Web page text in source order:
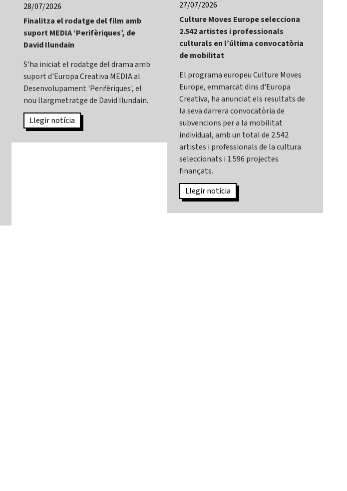
28/07/2026
Finalitza el rodatge del film amb
suport MEDIA ‘Perifèriques’, de
David Ilundain
S'ha iniciat el rodatge del drama amb
suport d'Europa Creativa MEDIA al
Desenvolupament 'Perifèriques', el
nou llargmetratge de David Ilundain.
Llegir notícia
27/07/2026
Culture Moves Europe selecciona
2.542 artistes i professionals
culturals en l’última convocatòria
de mobilitat
El programa europeu Culture Moves
Europe, emmarcat dins d'Europa
Creativa, ha anunciat els resultats de
la seva darrera convocatòria de
subvencions per a la mobilitat
individual, amb un total de 2.542
artistes i professionals de la cultura
seleccionats i 1.596 projectes
finançats.
Llegir notícia